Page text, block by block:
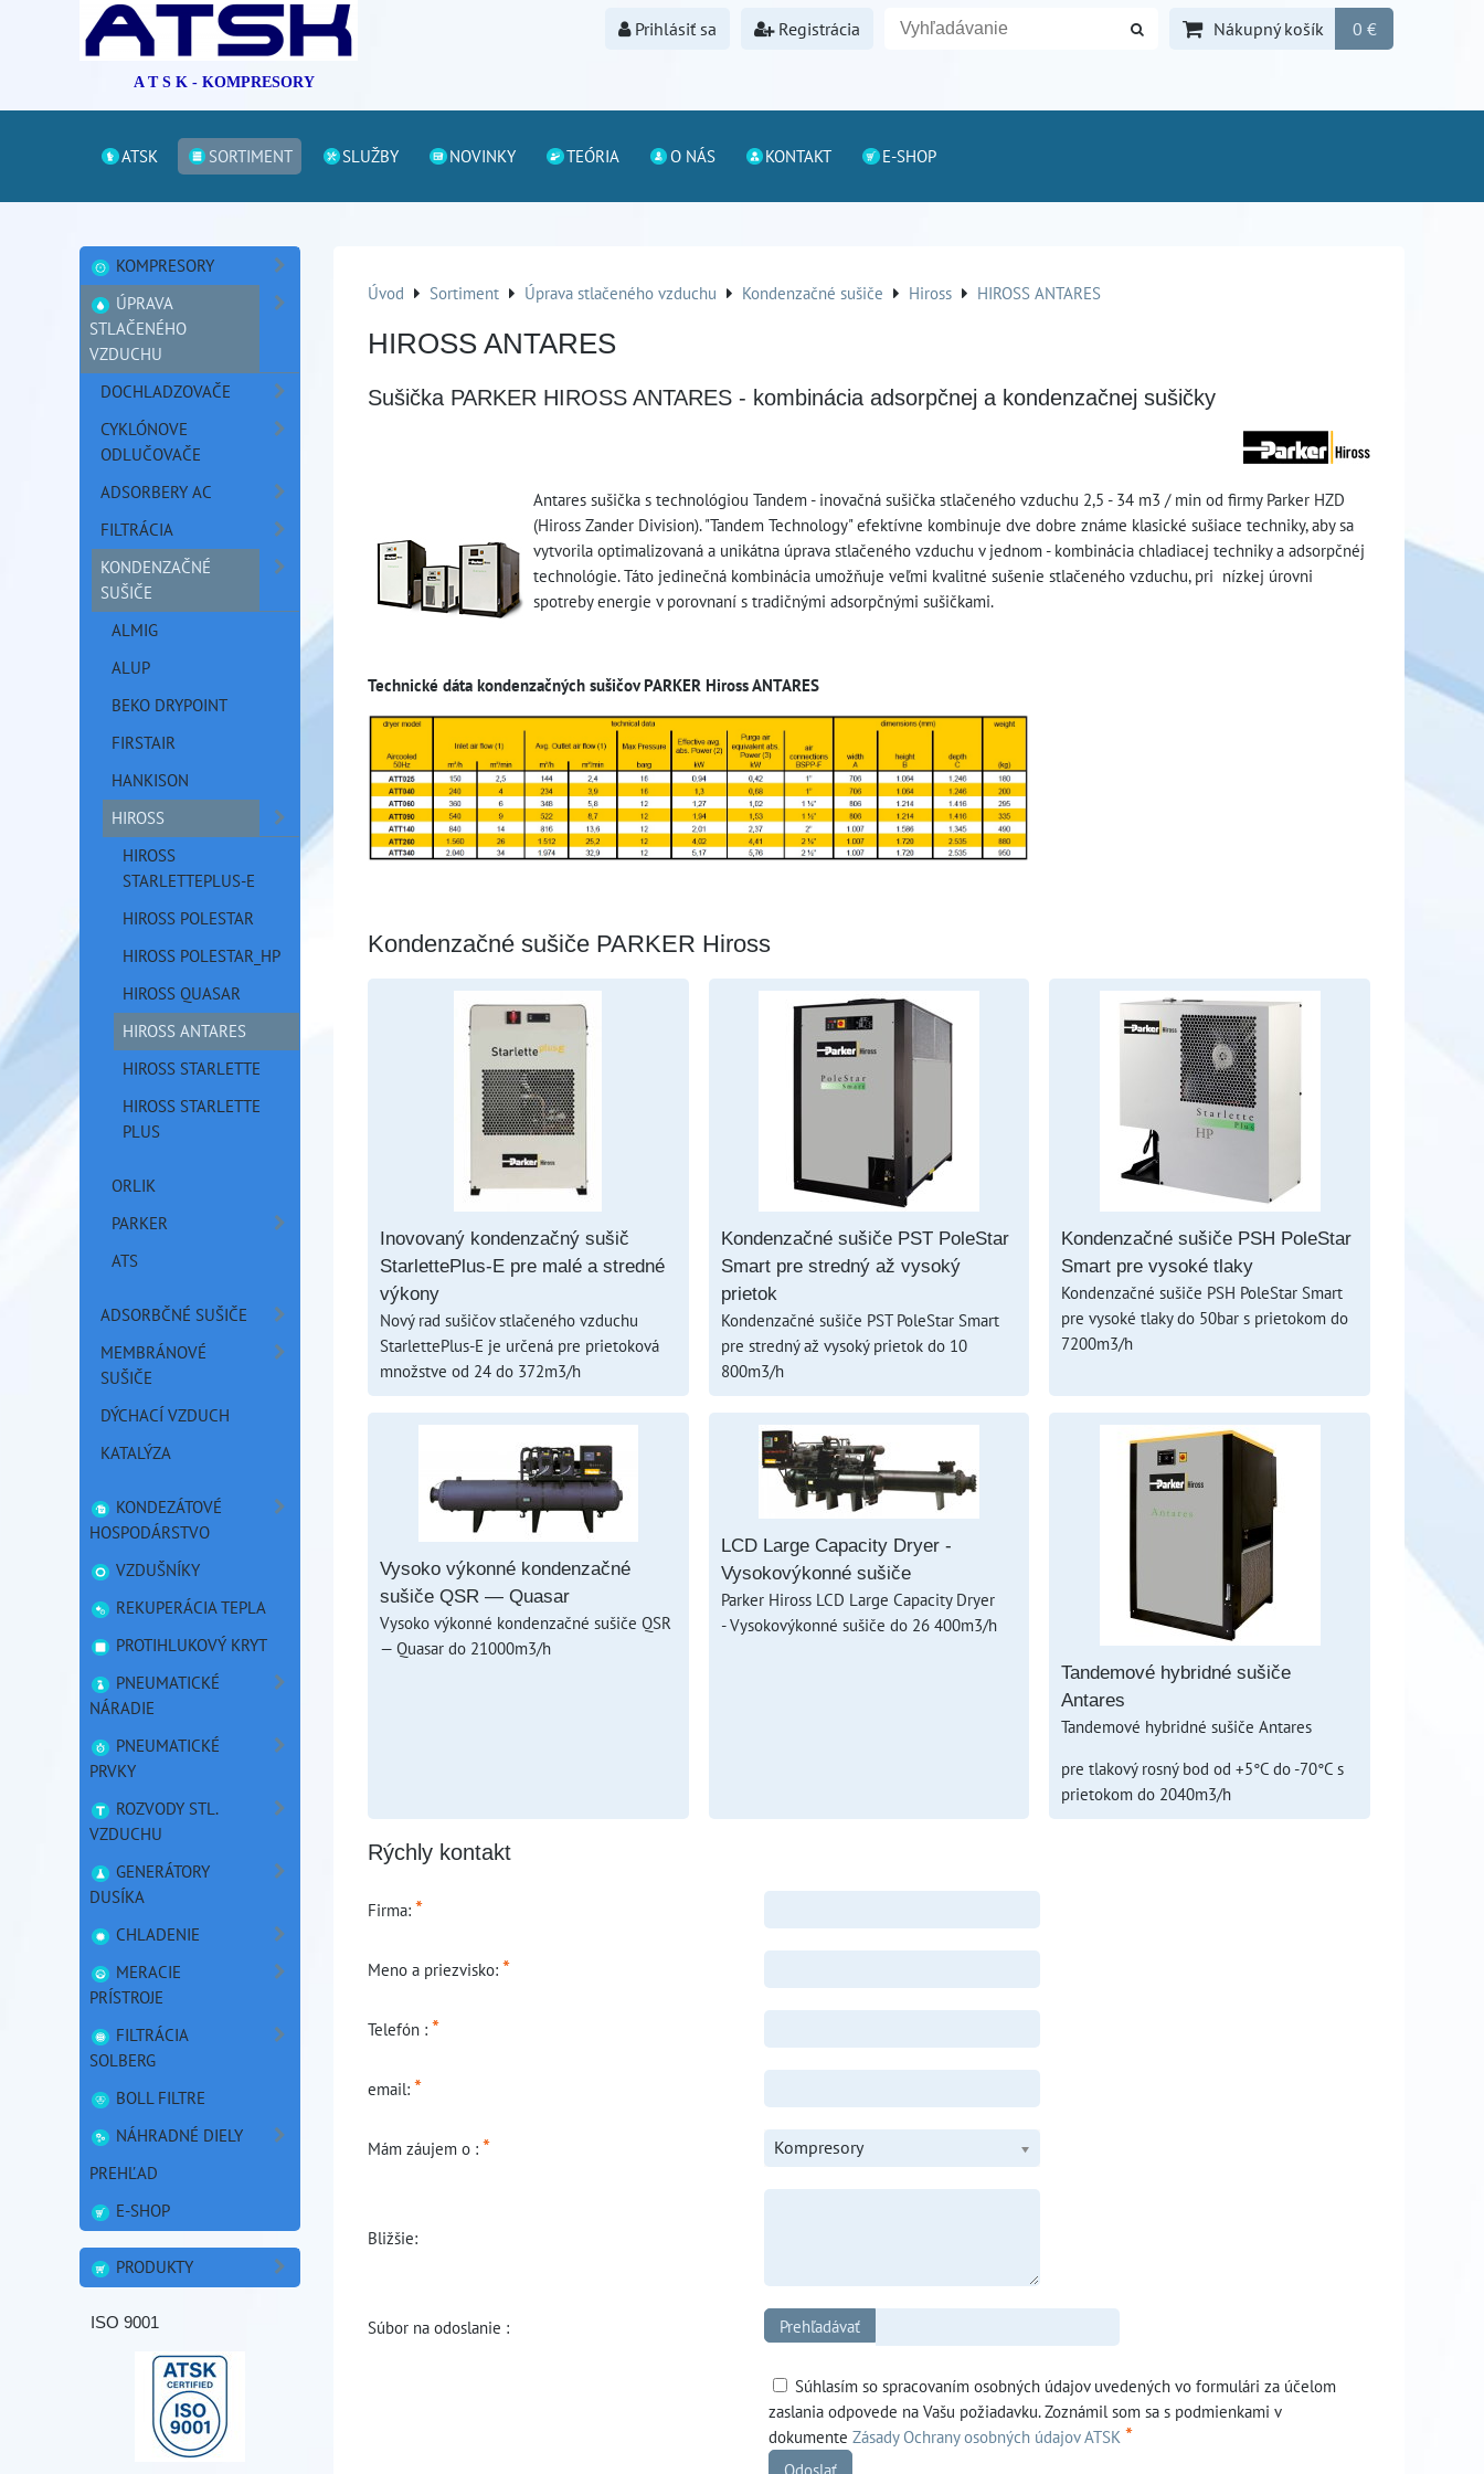
A T S K - KOMPRESORY
Prihlásiť sa Registrácia Nákupný košík 0 €
ATSK SORTIMENT SLUŽBY NOVINKY TEÓRIA O NÁS KONTAKT E-SHOP
Úvod Sortiment Úprava stlačeného vzduchu Kondenzačné sušiče Hiross HIROSS ANTARES
HIROSS ANTARES
Sušička PARKER HIROSS ANTARES - kombinácia adsorpčnej a kondenzačnej sušičky
Antares sušička s technológiou Tandem - inovačná sušička stlačeného vzduchu 2,5 - 34 m3 / min od firmy Parker HZD
(Hiross Zander Division). "Tandem Technology" efektívne kombinuje dve dobre známe klasické sušiace techniky, aby sa
vytvorila optimalizovaná a unikátna úprava stlačeného vzduchu v jednom - kombinácia chladiacej techniky a adsorpčnéj
technológie. Táto jedinečná kombinácia umožňuje veľmi kvalitné sušenie stlačeného vzduchu, pri nízkej úrovni
spotreby energie v porovnaní s tradičnými adsorpčnými sušičkami.
Technické dáta kondenzačných sušičov PARKER Hiross ANTARES
Kondenzačné sušiče PARKER Hiross
Inovovaný kondenzačný sušič
StarlettePlus-E pre malé a stredné
výkony
Nový rad sušičov stlačeného vzduchu
StarlettePlus-E je určená pre prietoková
množstve od 24 do 372m3/h
Kondenzačné sušiče PST PoleStar
Smart pre stredný až vysoký
prietok
Kondenzačné sušiče PST PoleStar Smart
pre stredný až vysoký prietok do 10
800m3/h
Kondenzačné sušiče PSH PoleStar
Smart pre vysoké tlaky
Kondenzačné sušiče PSH PoleStar Smart
pre vysoké tlaky do 50bar s prietokom do
7200m3/h
Vysoko výkonné kondenzačné
sušiče QSR — Quasar
Vysoko výkonné kondenzačné sušiče QSR
— Quasar do 21000m3/h
LCD Large Capacity Dryer -
Vysokovýkonné sušiče
Parker Hiross LCD Large Capacity Dryer
- Vysokovýkonné sušiče do 26 400m3/h
Tandemové hybridné sušiče
Antares
Tandemové hybridné sušiče Antares
pre tlakový rosný bod od +5°C do -70°C s
prietokom do 2040m3/h
Rýchly kontakt
Firma: *
Meno a priezvisko: *
Telefón : *
email: *
Mám záujem o : * Kompresory
Bližšie:
Súbor na odoslanie :
Súhlasím so spracovaním osobných údajov uvedených vo formulári za účelom
zaslania odpovede na Vašu požiadavku. Zoznámil som sa s podmienkami v
dokumenteZásady Ochrany osobných údajov ATSK *
Odoslať
KOMPRESORY
ÚPRAVA
STLAČENÉHO
VZDUCHU
DOCHLADZOVAČE
CYKLÓNOVE
ODLUČOVAČE
ADSORBERY AC
FILTRÁCIA
KONDENZAČNÉ
SUŠIČE
ALMIG
ALUP
BEKO DRYPOINT
FIRSTAIR
HANKISON
HIROSS
HIROSS
STARLETTEPLUS-E
HIROSS POLESTAR
HIROSS POLESTAR_HP
HIROSS QUASAR
HIROSS ANTARES
HIROSS STARLETTE
HIROSS STARLETTE
PLUS
ORLIK
PARKER
ATS
ADSORBČNÉ SUŠIČE
MEMBRÁNOVÉ
SUŠIČE
DÝCHACÍ VZDUCH
KATALÝZA
KONDEZÁTOVÉ
HOSPODÁRSTVO
VZDUŠNÍKY
REKUPERÁCIA TEPLA
PROTIHLUKOVÝ KRYT
PNEUMATICKÉ
NÁRADIE
PNEUMATICKÉ
PRVKY
ROZVODY STL.
VZDUCHU
GENERÁTORY
DUSÍKA
CHLADENIE
MERACIE
PRÍSTROJE
FILTRÁCIA
SOLBERG
BOLL FILTRE
NÁHRADNÉ DIELY
PREHĽAD
E-SHOP
PRODUKTY
ISO 9001